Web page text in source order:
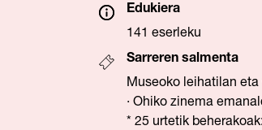
Edukiera
141 eserleku
Sarreren salmenta
Museoko leihatilan eta
· Ohiko zinema
* 25 urtetik